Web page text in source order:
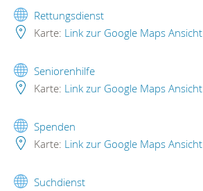
Rettungsdienst
Karte: Link zur Google Maps Ansicht
Seniorenhilfe
Karte: Link zur Google Maps Ansicht
Spenden
Karte: Link zur Google Maps Ansicht
Suchdienst